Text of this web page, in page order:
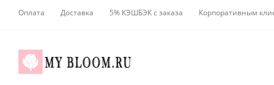
Оплата Доставка 5% КЭШБЭК с заказа Корпоративным